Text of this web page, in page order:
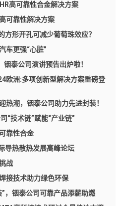
高可靠性合金解决方案
可靠性解决方案
方形开孔可减少葡萄珠效应？
车更强“心脏”
泰公司演讲预告出炉啦！
欧洲:多项创新型解决方案重磅登
热潮，铟泰公司助力先进封装！
“技术链”赋能“产业链”
靠性合金
导热散热发展高峰论坛
战
接技术助力绿色环保
，铟泰公司可靠产品添薪助燃